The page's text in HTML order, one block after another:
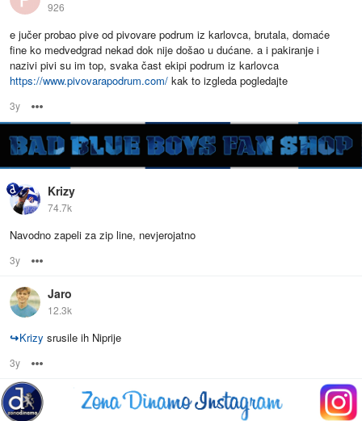
926
e jučer probao pive od pivovare podrum iz karlovca, brutala, domaće
fine ko medvedgrad nekad dok nije došao u dućane. a i pakiranje i
nazivi pivi su im top, svaka čast ekipi podrum iz karlovca
https://www.pivovarapodrum.com/ kak to izgleda pogledajte
3y
Krizy
74.7k
Navodno zapeli za zip line, nevjerojatno
3y
Jaro
12.3k
↪Krizy srusile ih Niprije
3y